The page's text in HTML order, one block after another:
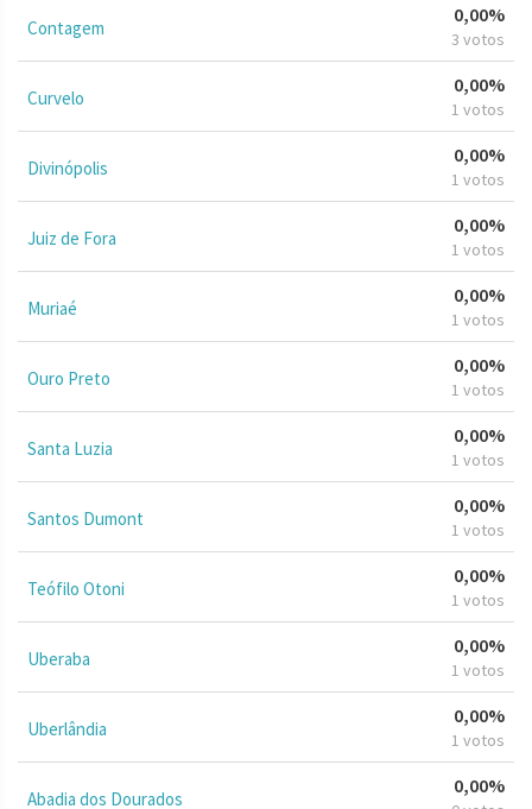
Contagem
0,00%
3 votos
Curvelo
0,00%
1 votos
Divinópolis
0,00%
1 votos
Juiz de Fora
0,00%
1 votos
Muriaé
0,00%
1 votos
Ouro Preto
0,00%
1 votos
Santa Luzia
0,00%
1 votos
Santos Dumont
0,00%
1 votos
Teófilo Otoni
0,00%
1 votos
Uberaba
0,00%
1 votos
Uberlândia
0,00%
1 votos
Abadia dos Dourados
0,00%